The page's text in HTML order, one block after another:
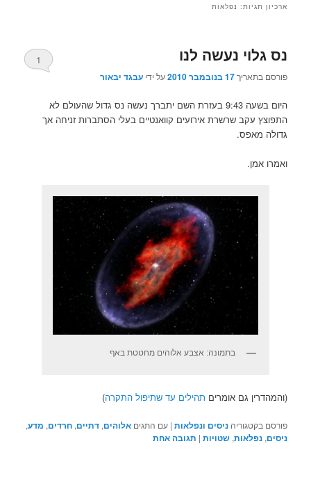
ארכיון תגיות: נפלאות
נס גלוי נעשה לנו
פורסם בתאריך17 בנובמבר 2010 על ידיעבגד יבאור
1
היום בשעה 9:43 בעזרת השם יתברך נעשה נס גדול שהעולם לא
התפוצץ עקב שרשרת אירועים קוואנטיים בעלי הסתברות זניחה אך
גדולה מאפס.
ואמרו אמן.
בתמונה: אצבע אלוהים מחטטת באף
(והמהדרין גם אומרים תהילים עד שתיפול התקרה)
פורסם בקטגוריה ניסים ונפלאות |עם התגים אלוהים,דתיים,חרדים, מדע,
ניסים,נפלאות,שטויות | תגובהאחת